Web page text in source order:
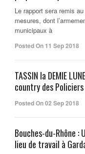
Le rapport sera remis
mesures, dont
municipaux à
Posted On 11 Sep 2018
TASSIN la DEMIE
country des
Posted On 02 Sep 2018
Bouches-du-Rhône
lieu de travail à